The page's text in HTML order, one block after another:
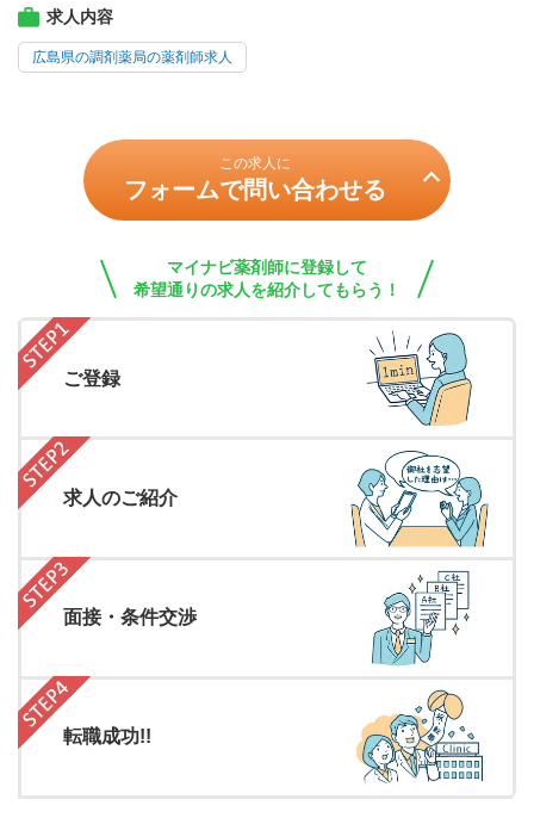
求人内容
広島県の調剤薬局の薬剤師求人
この求人に
フォームで問い合わせる
マイナビ薬剤師に登録して
希望通りの求人を紹介してもらう！
ご登録
求人のご紹介
面接・条件交渉
転職成功!!